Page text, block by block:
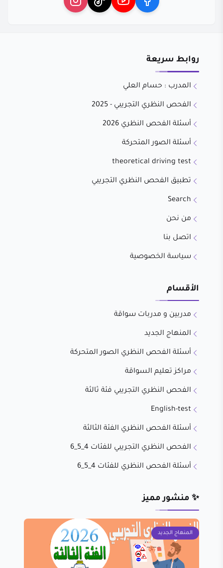
روابط سريعة
المدرب : حسام العلي
الفحص النظري التجريبي - 2025
أسئلة الفحص النظري 2026
أسئلة الصور المتحركة
theoretical driving test
تطبيق الفحص النظري التجريبي
Search
من نحن
اتصل بنا
سياسة الخصوصية
الأقسام
مدربين و مدربات سواقة
المنهاج الجديد
أسئلة الفحص النظري الصور المتحركة
مراكز تعليم السواقة
الفحص النظري التجريبي فئة ثالثة
English-test
أسئلة الفحص النظري الفئة الثالثة
الفحص النظري التجريبي للفئات 4_5_6
أسئلة الفحص النظري للفئات 4_5_6
✨ منشور مميز
المنهاج الجديد